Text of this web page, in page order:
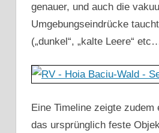
genauer, und auch die
Umgebungseindrücke
(„dunkel“, „kalte Leere“
Eine Timeline zeigte zudem
das ursprünglich feste